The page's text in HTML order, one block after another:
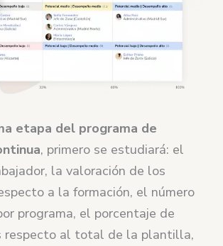
etapa del programa de
, primero se estudiará: el
la valoración de los
a la formación, el número
programa, el porcentaje de
respecto al total de la plantilla,